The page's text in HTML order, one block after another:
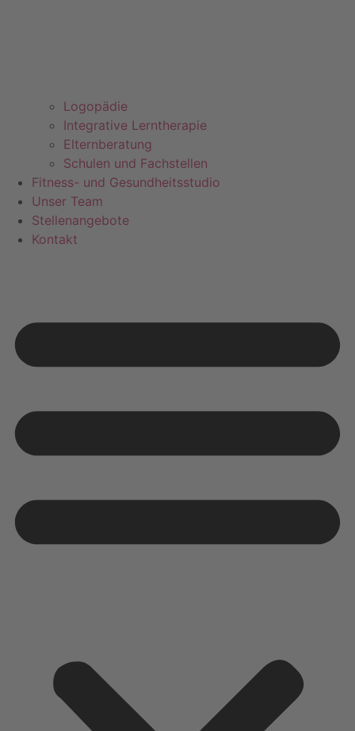
Logopädie
Integrative Lerntherapie
Elternberatung
Schulen und Fachstellen
Fitness- und Gesundheitsstudio
Unser Team
Stellenangebote
Kontakt